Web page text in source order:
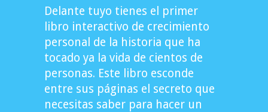
Delante tuyo tienes el primer
libro interactivo de crecimiento
personal de la historia que ha
tocado ya la vida de cientos de
personas. Este libro esconde
entre sus páginas el secreto que
necesitas saber para hacer un